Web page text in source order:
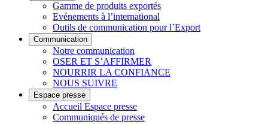
Gamme de produits exportés
Evénements à l’international
Outils de communication pour l’Export
Communication
Notre communication
OSER ET S’AFFIRMER
NOURRIR LA CONFIANCE
NOUS SUIVRE
Espace presse
Accueil Espace presse
Communiqués de presse